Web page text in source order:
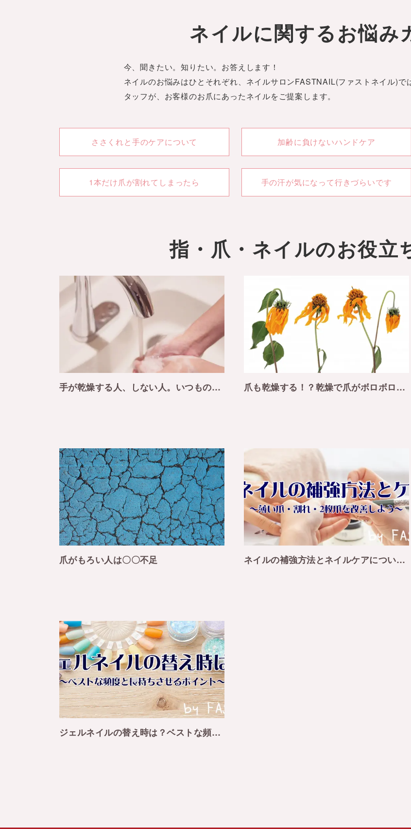
ネイルに関するお悩み
今、聞きたい。知りたい。お答えします！
ネイルのお悩みはひとそれぞれ、ネイルサロンFASTNAIL(ファストネイル)で
タッフが、お客様のお爪にあったネイルをご提案します。
ささくれと手のケアについて 加齢に負けないハンドケア
1本だけ爪が割れてしまったら 手の汗が気になって行きづらいです
指・爪・ネイルのお役立
手が乾燥する人、しない人。いつもの手洗いに違いが！？ 爪も乾燥する！？乾燥で爪がボロボロに…
爪がもろい人は〇〇不足 ネイルの補強方法とネイルケアについてご紹介
ジェルネイルの替え時は？ベストな頻度とジェルネイルを長持ちさせるポイント